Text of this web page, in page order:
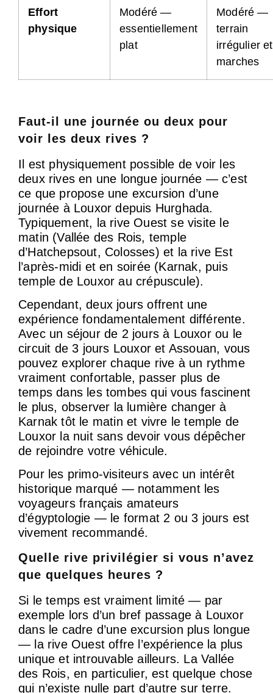
Effort
physique
Modéré —
essentiellement
plat
Modéré —
terrain
irrégulier et
marches
Faut-il une journée ou deux pour
voir les deux rives ?
Il est physiquement possible de voir les
deux rives en une longue journée — c’est
ce que propose une excursion d’une
journée à Louxor depuis Hurghada.
Typiquement, la rive Ouest se visite le
matin (Vallée des Rois, temple
d’Hatchepsout, Colosses) et la rive Est
l’après-midi et en soirée (Karnak, puis
temple de Louxor au crépuscule).
Cependant, deux jours offrent une
expérience fondamentalement différente.
Avec un séjour de 2 jours à Louxor ou le
circuit de 3 jours Louxor et Assouan, vous
pouvez explorer chaque rive à un rythme
vraiment confortable, passer plus de
temps dans les tombes qui vous fascinent
le plus, observer la lumière changer à
Karnak tôt le matin et vivre le temple de
Louxor la nuit sans devoir vous dépêcher
de rejoindre votre véhicule.
Pour les primo-visiteurs avec un intérêt
historique marqué — notamment les
voyageurs français amateurs
d’égyptologie — le format 2 ou 3 jours est
vivement recommandé.
Quelle rive privilégier si vous n’avez
que quelques heures ?
Si le temps est vraiment limité — par
exemple lors d’un bref passage à Louxor
dans le cadre d’une excursion plus longue
— la rive Ouest offre l’expérience la plus
unique et introuvable ailleurs. La Vallée
des Rois, en particulier, est quelque chose
qui n’existe nulle part d’autre sur terre.